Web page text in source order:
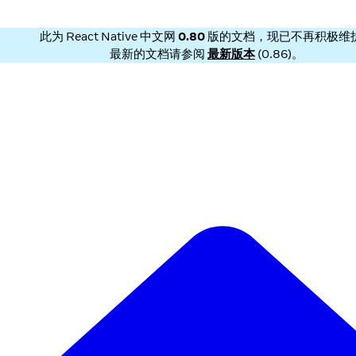
此为 React Native 中文网 0.80版的文档，现已不再积极维
最新的文档请参阅 最新版本(0.86)。